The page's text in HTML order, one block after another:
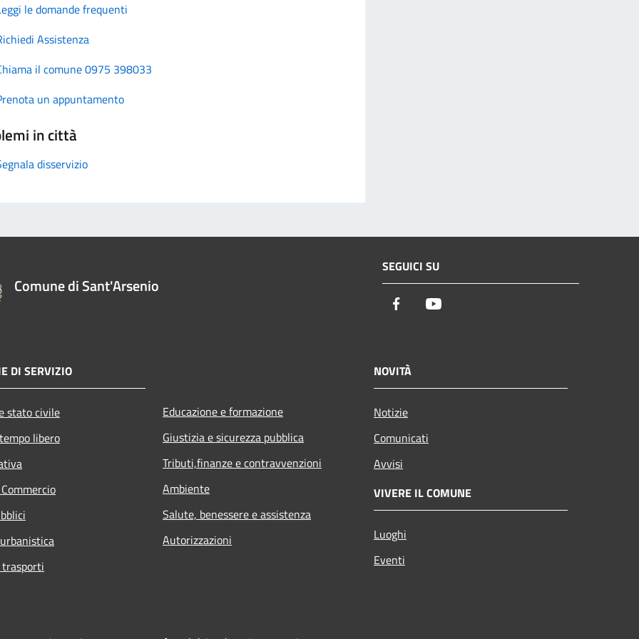
le domande frequenti
Assistenza
il comune 0975 398033
un appuntamento
in città
disservizio
Comune di Sant'Arsenio
SEGUICI SU
Facebook
DI SERVIZIO
stato civile
libero
Educazione e formazione
Giustizia e sicurezza pubblica
Tributi,finanze e contravvenzioni
Ambiente
Salute, benessere e assistenza
Autorizzazioni
NOVITÀ
Notizie
Comunicati
Avvisi
VIVERE IL COMUNE
Luoghi
Eventi